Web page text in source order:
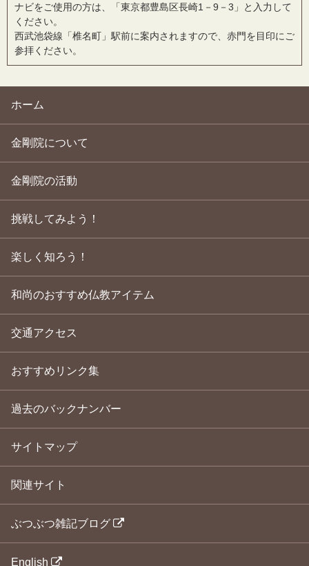
ナビをご使用の方は、「東京都豊島区長崎1－9－3」と入力して
ください。
西武池袋線「椎名町」駅前に案内されますので、赤門を目印にご
参拝ください。
ホーム
金剛院について
金剛院の活動
挑戦してみよう！
楽しく知ろう！
和尚のおすすめ仏教アイテム
交通アクセス
おすすめリンク集
過去のバックナンバー
サイトマップ
関連サイト
ぶつぶつ雑記ブログ
English